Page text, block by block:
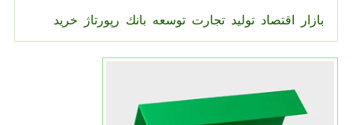
بازار اقتصاد تولید تجارت توسعه بانك رپورتاژ خرید